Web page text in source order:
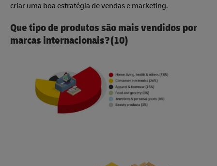
criar uma boa estratégia de vendas e marketing.
Que tipo de produtos são mais vendidos por
marcas internacionais?(10)